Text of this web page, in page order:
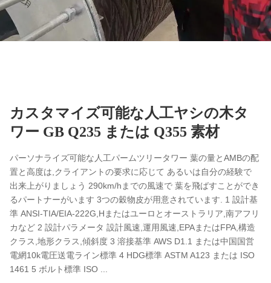
カスタマイズ可能な人工ヤシの木タ
ワー GB Q235 または Q355 素材
パーソナライズ可能な人工パームツリータワー 葉の量とAMBの配
置と高度は,クライアントの要求に応じて あるいは自分の経験で
出来上がりましょう 290km/hまでの風速で 葉を飛ばすことができ
るパートナーがいます 3つの穀物皮が用意されています. 1 設計基
準 ANSI-TIA/EIA-222G,Hまたはユーロとオーストラリア,南アフリ
カなど 2 設計パラメータ 設計風速,運用風速,EPAまたはFPA,構造
クラス,地形クラス,傾斜度 3 溶接基準 AWS D1.1 または中国国営
電網10k電圧送電ライン標準 4 HDG標準 ASTM A123 または ISO
1461 5 ボルト標準 ISO ...